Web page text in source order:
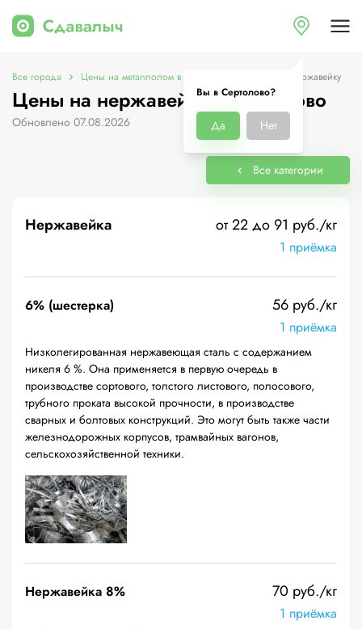
Вы в Сертолово?
Да Нет
Все города Цены на металлолом в Сертолово Цены на нержавейку
Цены на нержавейку в Сертолово
Обновлено 07.08.2026
Все категории
Нержавейка от 22 до 91 руб./кг
1 приёмка
6% (шестерка) 56 руб./кг
1 приёмка
Низколегированная нержавеющая сталь с содержанием
никеля 6 %. Она применяется в первую очередь в
производстве сортового, толстого листового, полосового,
трубного проката высокой прочности, в производстве
сварных и болтовых конструкций. Это могут быть также части
железнодорожных корпусов, трамвайных вагонов,
сельскохозяйственной техники.
Нержавейка 8% 70 руб./кг
1 приёмка